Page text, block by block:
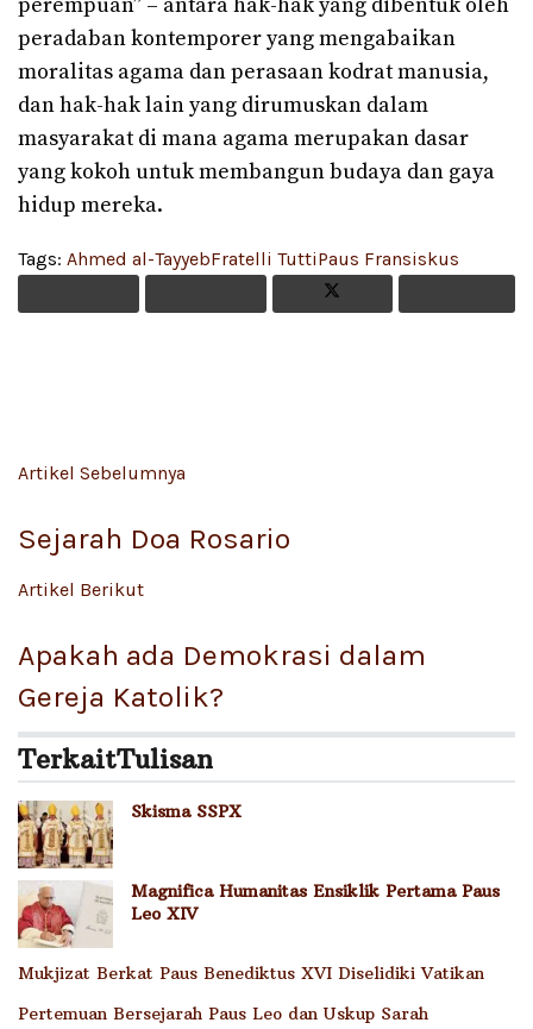
peradaban kontemporer yang mengabaikan
moralitas agama dan perasaan kodrat manusia,
dan hak-hak lain yang dirumuskan dalam
masyarakat di mana agama merupakan dasar
yang kokoh untuk membangun budaya dan gaya
hidup mereka.
Tags: Ahmed al-TayyebFratelli TuttiPaus Fransiskus
Artikel Sebelumnya
Sejarah Doa Rosario
Artikel Berikut
Apakah ada Demokrasi dalam
Gereja Katolik?
TerkaitTulisan
Skisma SSPX
Magnifica Humanitas Ensiklik Pertama Paus
Leo XIV
Mukjizat Berkat Paus Benediktus XVI Diselidiki Vatikan
Pertemuan Bersejarah Paus Leo dan Uskup Sarah